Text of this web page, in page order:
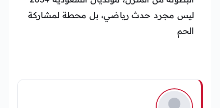
ليس مجرد حدث رياضي، بل محطة لمشاركة
الحم